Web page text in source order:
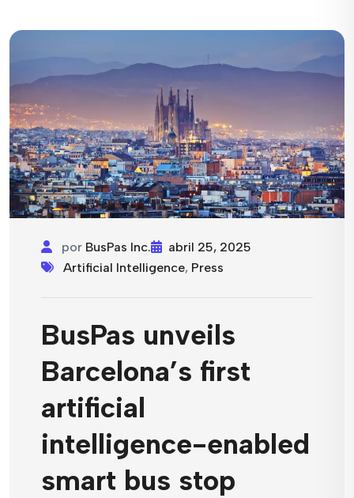
por BusPas Inc.
abril 25, 2025
Artificial Intelligence, Press
BusPas unveils
Barcelona’s first
artificial
intelligence-enabled
smart bus stop